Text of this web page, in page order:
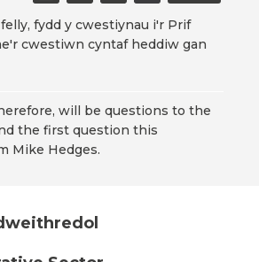
fydd y cwestiynau i'r Prif
cwestiwn cyntaf heddiw gan
will be questions to the
the first question this
Mike Hedges.